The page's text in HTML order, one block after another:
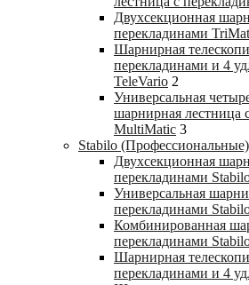
Двухсекционная
перекладинами
Шарнирная
перекладинами и 4
TeleVario 2
Универсальная
шарнирная лестница
MultiMatic 3
Stabilo (Профессиональные)
Двухсекционная
перекладинами
Универсальная
перекладинами
Комбинированная
перекладинами
Шарнирная
перекладинами и 4